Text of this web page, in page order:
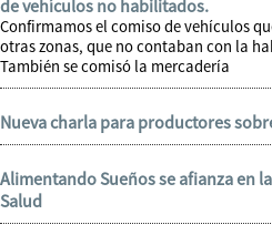
de vehículos no habilitados.
Confirmamos el comiso de vehículos
otras zonas, que no contaban con la
También se comisó la mercadería
Nueva charla para productores
Alimentando Sueños se afianza en
Salud